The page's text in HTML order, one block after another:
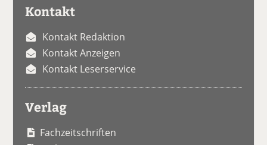
Kontakt
Kontakt Redaktion
Kontakt Anzeigen
Kontakt Leserservice
Verlag
Fachzeitschriften